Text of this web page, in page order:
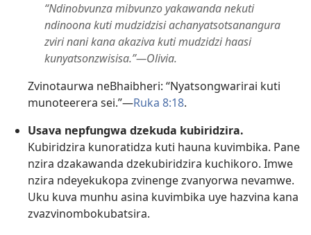
“Ndinobvunza mibvunzo yakawanda nekuti
ndinoona kuti mudzidzisi achanyatsotsanangura
zviri nani kana akaziva kuti mudzidzi haasi
kunyatsonzwisisa.”—Olivia.
Zvinotaurwa neBhaibheri: “Nyatsongwarirai kuti
munoteerera sei.”—Ruka 8:18.
Usava nepfungwa dzekuda kubiridzira.
Kubiridzira kunoratidza kuti hauna kuvimbika. Pane
nzira dzakawanda dzekubiridzira kuchikoro. Imwe
nzira ndeyekukopa zvinenge zvanyorwa nevamwe.
Uku kuva munhu asina kuvimbika uye hazvina kana
zvazvinombokubatsira.